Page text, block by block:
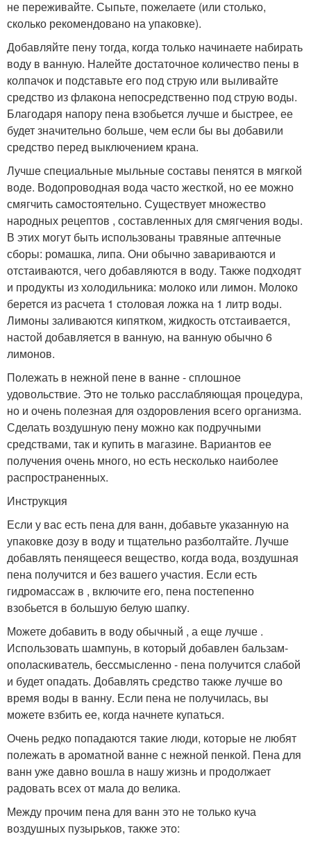
не переживайте. Сыпьте, пожелаете (или столько,
сколько рекомендовано на упаковке).
Добавляйте пену тогда, когда только начинаете набирать
воду в ванную. Налейте достаточное количество пены в
колпачок и подставьте его под струю или выливайте
средство из флакона непосредственно под струю воды.
Благодаря напору пена взобьется лучше и быстрее, ее
будет значительно больше, чем если бы вы добавили
средство перед выключением крана.
Лучше специальные мыльные составы пенятся в мягкой
воде. Водопроводная вода часто жесткой, но ее можно
смягчить самостоятельно. Существует множество
народных рецептов , составленных для смягчения воды.
В этих могут быть использованы травяные аптечные
сборы: ромашка, липа. Они обычно завариваются и
отстаиваются, чего добавляются в воду. Также подходят
и продукты из холодильника: молоко или лимон. Молоко
берется из расчета 1 столовая ложка на 1 литр воды.
Лимоны заливаются кипятком, жидкость отстаивается,
настой добавляется в ванную, на ванную обычно 6
лимонов.
Полежать в нежной пене в ванне - сплошное
удовольствие. Это не только расслабляющая процедура,
но и очень полезная для оздоровления всего организма.
Сделать воздушную пену можно как подручными
средствами, так и купить в магазине. Вариантов ее
получения очень много, но есть несколько наиболее
распространенных.
Инструкция
Если у вас есть пена для ванн, добавьте указанную на
упаковке дозу в воду и тщательно разболтайте. Лучше
добавлять пенящееся вещество, когда вода, воздушная
пена получится и без вашего участия. Если есть
гидромассаж в , включите его, пена постепенно
взобьется в большую белую шапку.
Можете добавить в воду обычный , а еще лучше .
Использовать шампунь, в который добавлен бальзам-
ополаскиватель, бессмысленно - пена получится слабой
и будет опадать. Добавлять средство также лучше во
время воды в ванну. Если пена не получилась, вы
можете взбить ее, когда начнете купаться.
Очень редко попадаются такие люди, которые не любят
полежать в ароматной ванне с нежной пенкой. Пена для
ванн уже давно вошла в нашу жизнь и продолжает
радовать всех от мала до велика.
Между прочим пена для ванн это не только куча
воздушных пузырьков, также это: